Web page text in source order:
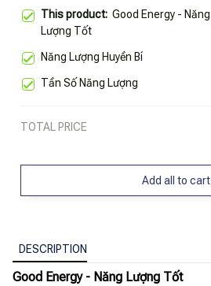
This product: Good Energy - Năng
Lượng Tốt
Năng Lượng Huyền Bí
Tần Số Năng Lượng
TOTAL PRICE
Add all to cart
DESCRIPTION
Good Energy - Năng Lượng Tốt